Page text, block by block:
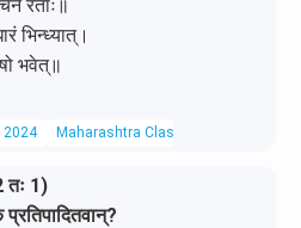
रताः॥
भिन्ध्यात्।
भवेत्॥
2024 Maharashtra Class X Board
तः 1)
प्रतिपादितवान्?